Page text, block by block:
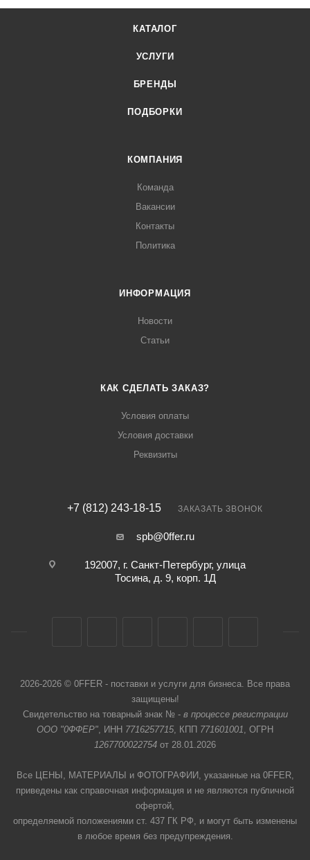
КАТАЛОГ
УСЛУГИ
БРЕНДЫ
ПОДБОРКИ
КОМПАНИЯ
Команда
Вакансии
Контакты
Политика
ИНФОРМАЦИЯ
Новости
Статьи
КАК СДЕЛАТЬ ЗАКАЗ?
Условия оплаты
Условия доставки
Реквизиты
+7 (812) 243-18-15 ЗАКАЗАТЬ ЗВОНОК
spb@0ffer.ru
192007, г. Санкт-Петербург, улица
Тосина, д. 9, корп. 1Д
2026-2026 © 0FFER - поставки и услуги для бизнеса. Все права
защищены!
Свидетельство на товарный знак № - в процессе регистрации
ООО "0ФФЕР", ИНН 7716257715, КПП 771601001, ОГРН
1267700022754 от 28.01.2026
Все ЦЕНЫ, МАТЕРИАЛЫ и ФОТОГРАФИИ, указанные на 0FFER,
приведены как справочная информация и не являются публичной
офертой,
определяемой положениями ст. 437 ГК РФ, и могут быть изменены
в любое время без предупреждения.